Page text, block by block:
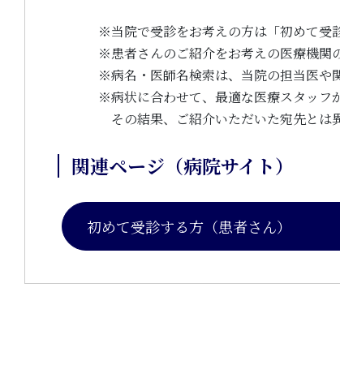
※当院で受診をお考えの方は「初めて受
※患者さんのご紹介をお考えの医療機関
※病名・医師名検索は、当院の担当医や
※病状に合わせて、最適な医療スタッフ
その結果、ご紹介いただいた宛先とは
関連ページ（病院サイト）
初めて受診する方（患者さん）